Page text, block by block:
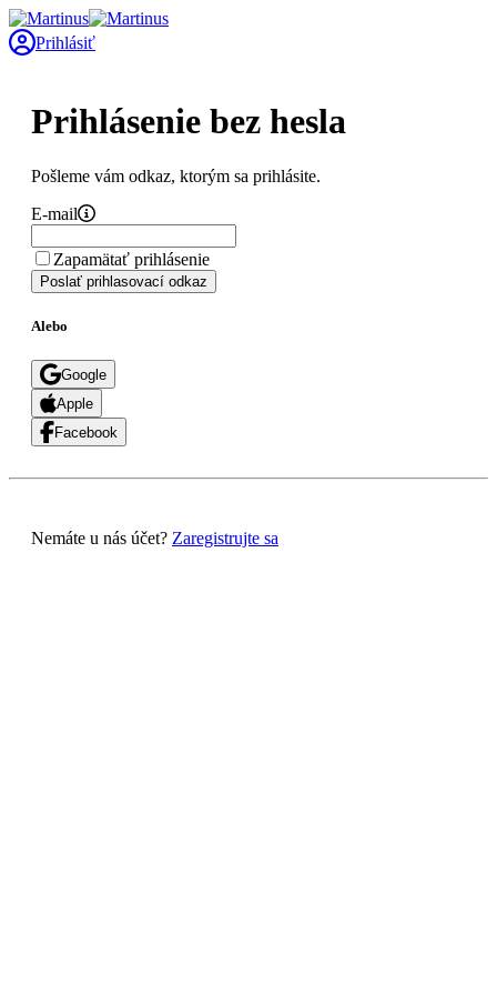
Prihlásiť
Prihlásenie bez hesla
Pošleme vám odkaz, ktorým sa prihlásite.
E-mail
Zapamätať prihlásenie
Poslať prihlasovací odkaz
Alebo
Google
Apple
Facebook
Nemáte u nás účet? Zaregistrujte sa